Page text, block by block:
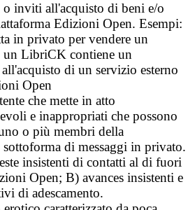
inviti all'acquisto di beni e/o
Edizioni Open. Esempi:
in privato per vendere un
LibriCK contiene un
di un servizio esterno
Open
che mette in atto
e inappropriati che possono
o più membri della
di messaggi in privato.
insistenti di contatti al di fuori
Open; B) avances insistenti e
di adescamento.